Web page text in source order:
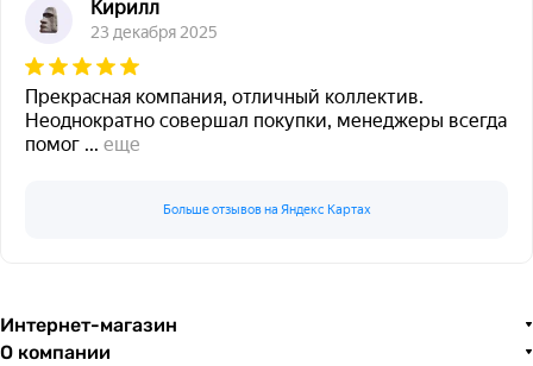
Кирилл
23 декабря 2025
Прекрасная компания, отличный коллектив.
Неоднократно совершал покупки, менеджеры всегда
помог ... еще
Больше отзывов на Яндекс Картах
Интернет-магазин
О компании